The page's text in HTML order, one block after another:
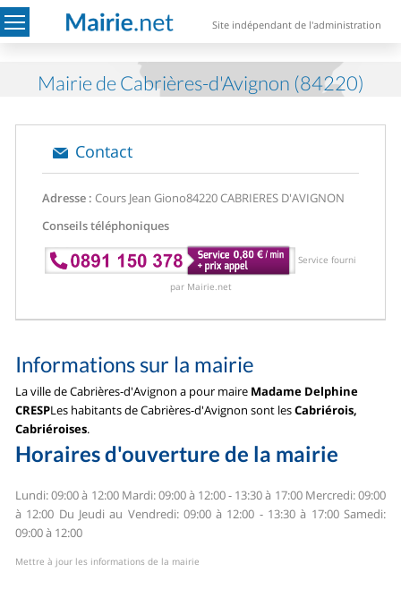
Site indépendant de l'administration
Mairie de Cabrières-d'Avignon (84220)
Contact
Adresse : Cours Jean Giono84220 CABRIERES D'AVIGNON
Conseils téléphoniques
Service fourni
par Mairie.net
Informations sur la mairie
La ville de Cabrières-d'Avignon a pour maire Madame Delphine
CRESPLes habitants de Cabrières-d'Avignon sont lesCabriérois,
Cabriéroises.
Horaires d'ouverture de la mairie
Lundi: 09:00 à 12:00Mardi: 09:00 à 12:00 - 13:30 à 17:00Mercredi: 09:00
à 12:00 Du Jeudi au Vendredi: 09:00 à 12:00 - 13:30 à 17:00Samedi:
09:00 à 12:00
Mettre à jour les informations de la mairie